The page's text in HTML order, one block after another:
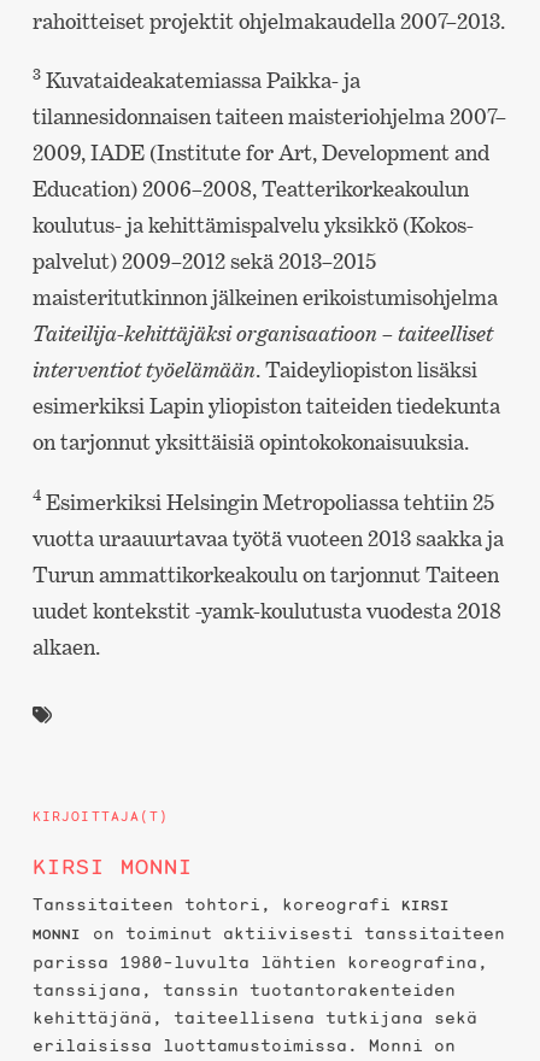
rahoitteiset projektit ohjelmakaudella 2007–2013.
3Kuvataideakatemiassa Paikka- ja
tilannesidonnaisen taiteen maisteriohjelma 2007–
2009, IADE (Institute for Art, Development and
Education) 2006–2008, Teatterikorkeakoulun
koulutus- ja kehittämispalvelu yksikkö (Kokos-
palvelut) 2009–2012 sekä 2013–2015
maisteritutkinnon jälkeinen erikoistumisohjelma
Taiteilija-kehittäjäksi organisaatioon – taiteelliset
interventiot työelämään. Taideyliopiston lisäksi
esimerkiksi Lapin yliopiston taiteiden tiedekunta
on tarjonnut yksittäisiä opintokokonaisuuksia.
4Esimerkiksi Helsingin Metropoliassa tehtiin 25
vuotta uraauurtavaa työtä vuoteen 2013 saakka ja
Turun ammattikorkeakoulu on tarjonnut Taiteen
uudet kontekstit -yamk-koulutusta vuodesta 2018
alkaen.
KIRJOITTAJA(T)
KIRSI MONNI
Tanssitaiteen tohtori, koreografi
KIRSI
MONNI
on toiminut aktiivisesti tanssitaiteen
parissa 1980-luvulta lähtien koreografina,
tanssijana, tanssin tuotantorakenteiden
kehittäjänä, taiteellisena tutkijana sekä
erilaisissa luottamustoimissa. Monni on